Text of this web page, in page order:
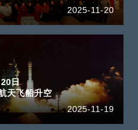
2025-11-20
日
天飞船升空
2025-11-19